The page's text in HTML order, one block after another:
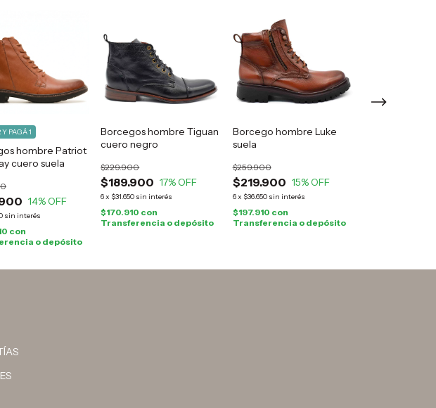
hombre Patriot
cuero suela
14% OFF
sin interés
PAGÁ 1
con
o depósito
Borcegos hombre Tiguan
cuero negro
$189.900
$229.900
17% OFF
6x $31.650 sin interés
$170.910 con
Transferencia o depósito
Borcego hombre Luke
suela
$219.900
$259.900
15% OFF
6x $36.650 sin interés
$197.910 con
Transferencia o depósito